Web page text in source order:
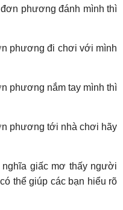
phương đánh mình thì
phương đi chơi với mình
phương nắm tay mình thì
phương tới nhà chơi hãy
giấc mơ thấy người
thể giúp các bạn hiểu rõ